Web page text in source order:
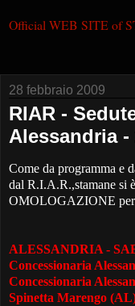
Official WEB SITE of
28 febbraio 2009
RIAR -
Alessandria -
Come da programma e
dal R.I.A.R.,stamane si
OMOLOGAZIONE per
ALESSANDRIA -­
Concessionaria
Concessionaria
Spinetta Marengo